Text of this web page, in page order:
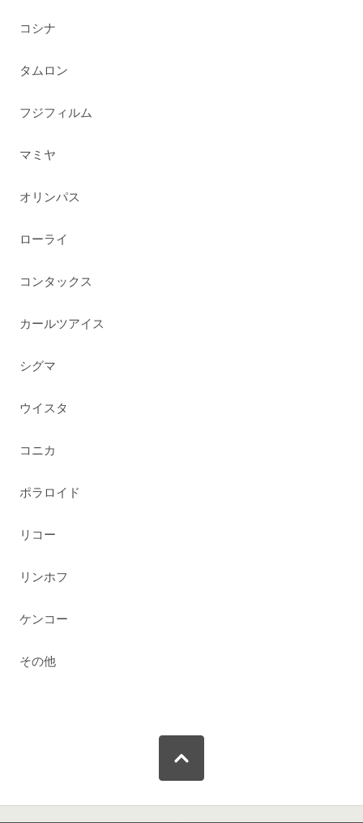
コシナ
タムロン
フジフィルム
マミヤ
オリンパス
ローライ
コンタックス
カールツアイス
シグマ
ウイスタ
コニカ
ポラロイド
リコー
リンホフ
ケンコー
その他